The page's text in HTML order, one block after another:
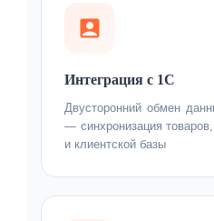
Интеграция с 1С
Двусторонний обмен
— синхронизация
и клиентской базы